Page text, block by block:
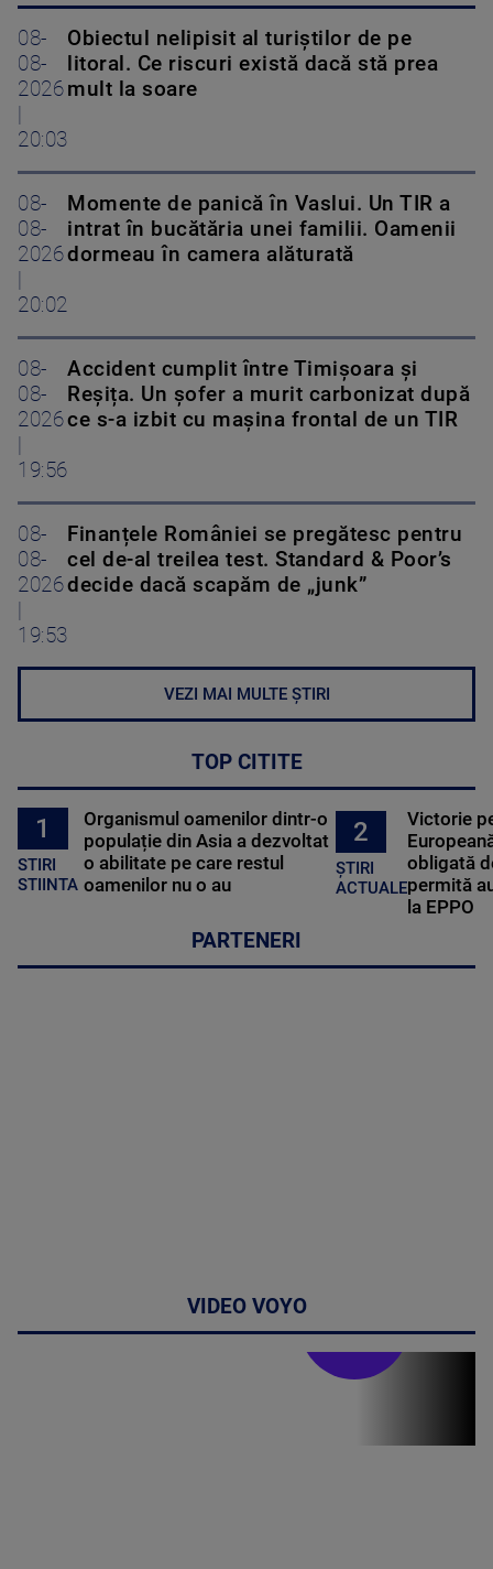
08-
08-
2026
20:03
Obiectul nelipisit al turiștilor de pe
litoral. Ce riscuri există dacă stă prea
mult la soare
08-
08-
2026
20:02
Momente de panică în Vaslui. Un TIR a
intrat în bucătăria unei familii. Oamenii
dormeau în camera alăturată
08-
08-
2026
19:56
Accident cumplit între Timișoara și
Reșița. Un șofer a murit carbonizat după
ce s-a izbit cu mașina frontal de un TIR
08-
08-
2026
19:53
Finanțele României se pregătesc pentru
cel de-al treilea test. Standard & Poor’s
decide dacă scapăm de „junk”
VEZI MAI MULTE ȘTIRI
TOP CITITE
1
STIRI
STIINTA
Organismul oamenilor dintr-o
populație din Asia a dezvoltat
o abilitate pe care restul
oamenilor nu o au
2
ȘTIRI
ACTUALE
Victorie
obligată
permită
la EPPO
PARTENERI
VIDEO VOYO